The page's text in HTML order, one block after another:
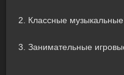
2. Классные музыкальные
3. Занимательные